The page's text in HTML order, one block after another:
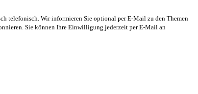
telefonisch. Wir informieren Sie optional per E-Mail zu den Themen
Sie können Ihre Einwilligung jederzeit per E-Mail an